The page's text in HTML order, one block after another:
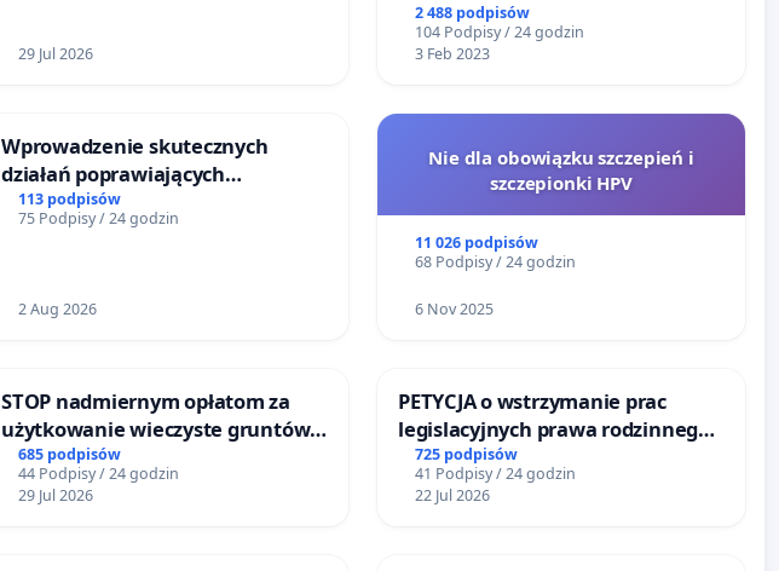
29 Jul 2026
2 488 podpisów
104 Podpisy / 24 godzin
3 Feb 2023
Wprowadzenie skutecznych
działań poprawiających
bezpieczeństwo na ulicy
Żeromskiego w Otwocku
113 podpisów
75 Podpisy / 24 godzin
2 Aug 2026
Nie dla obowiązku szczepień i
szczepionki HPV
11 026 podpisów
68 Podpisy / 24 godzin
6 Nov 2025
STOP nadmiernym opłatom za
użytkowanie wieczyste gruntów
zajmowanych przez rodzinne
ogrody działkowe.
685 podpisów
44 Podpisy / 24 godzin
29 Jul 2026
PETYCJA o wstrzymanie prac
legislacyjnych prawa rodzinnego
narażających ofiary przemocy
725 podpisów
41 Podpisy / 24 godzin
22 Jul 2026